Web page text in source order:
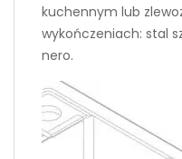
kuchennym lub
wykończeniach: stal
nero.